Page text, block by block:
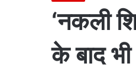
‘नकली
के बाद भी